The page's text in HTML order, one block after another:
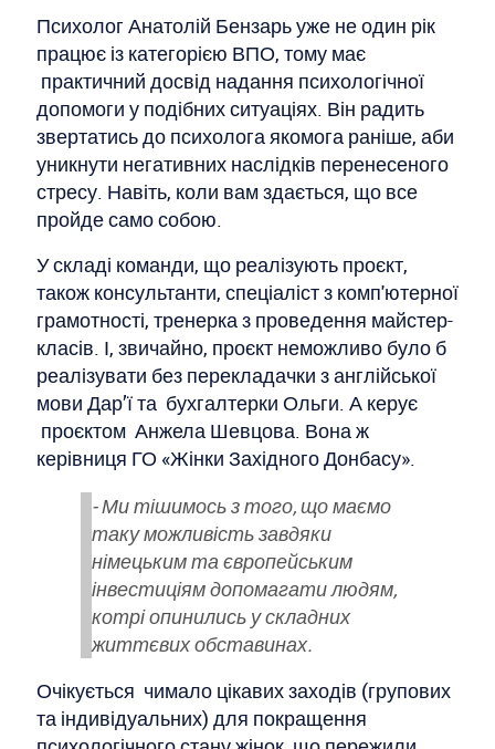
Психолог Анатолій Бензарь уже не один рік
працює із категорією ВПО, тому має
практичний досвід надання психологічної
допомоги у подібних ситуаціях. Він радить
звертатись до психолога якомога раніше, аби
уникнути негативних наслідків перенесеного
стресу. Навіть, коли вам здається, що все
пройде само собою.
У складі команди, що реалізують проєкт,
також консультанти, спеціаліст з комп'ютерної
грамотності, тренерка з проведення майстер-
класів. І, звичайно, проєкт неможливо було б
реалізувати без перекладачки з англійської
мови Дар’ї та бухгалтерки Ольги. А керує
проєктом Анжела Шевцова. Вона ж
керівниця ГО «Жінки Західного Донбасу».
- Ми тішимось з того, що маємо
таку можливість завдяки
німецьким та європейським
інвестиціям допомагати людям,
котрі опинились у складних
життєвих обставинах.
Очікується чимало цікавих заходів (групових
та індивідуальних) для покращення